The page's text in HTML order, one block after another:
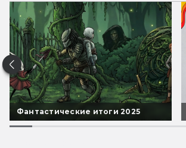
Фантастические итоги 2025